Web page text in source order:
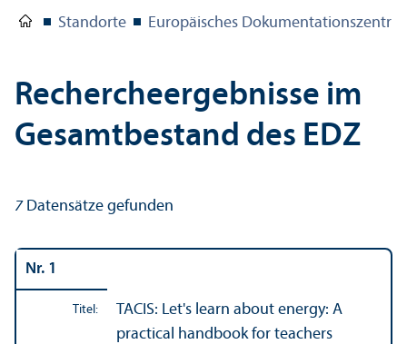
Standorte Europäisches
Rechercheergebnisse im
Gesamtbestand des EDZ
7Datensätze gefunden
Nr. 1
Titel:
TACIS: Let's learn about energy: A
practical handbook for teachers